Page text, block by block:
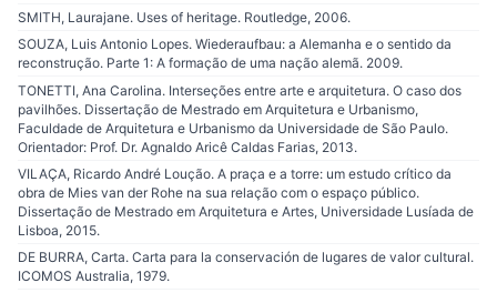
SMITH, Laurajane. Uses of heritage. Routledge, 2006.
SOUZA, Luis Antonio Lopes. Wiederaufbau: a Alemanha e o sentido da
reconstrução. Parte 1: A formação de uma nação alemã. 2009.
TONETTI, Ana Carolina. Interseções entre arte e arquitetura. O caso dos
pavilhões. Dissertação de Mestrado em Arquitetura e Urbanismo,
Faculdade de Arquitetura e Urbanismo da Universidade de São Paulo.
Orientador: Prof. Dr. Agnaldo Aricê Caldas Farias, 2013.
VILAÇA, Ricardo André Loução. A praça e a torre: um estudo crítico da
obra de Mies van der Rohe na sua relação com o espaço público.
Dissertação de Mestrado em Arquitetura e Artes, Universidade Lusíada de
Lisboa, 2015.
DE BURRA, Carta. Carta para la conservación de lugares de valor cultural.
ICOMOS Australia, 1979.